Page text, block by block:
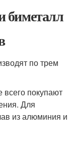
биметалл
по трем
покупают
Для
из алюминия и